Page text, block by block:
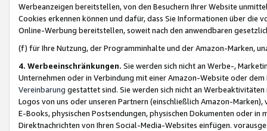
Werbeanzeigen bereitstellen, von den Besuchern Ihrer Website
Cookies erkennen können und dafür, dass Sie Informationen über die
Online-Werbung bereitstellen, soweit nach den anwendbaren
(f) für Ihre Nutzung, der Programminhalte und der Amazon-Marken,
4. Werbeeinschränkungen. Sie werden sich nicht an Werbe-,
Unternehmen oder in Verbindung mit einer Amazon-Website oder
Vereinbarung gestattet sind. Sie werden sich nicht an
Logos von uns oder unseren Partnern (einschließlich Amazon-
E-Books, physischen Postsendungen, physischen Dokumenten oder in
Direktnachrichten von Ihren Social-Media-Websites einfügen.